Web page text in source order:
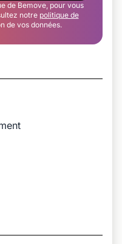
de Bemove, pour vous
notre politique de
de vos données.